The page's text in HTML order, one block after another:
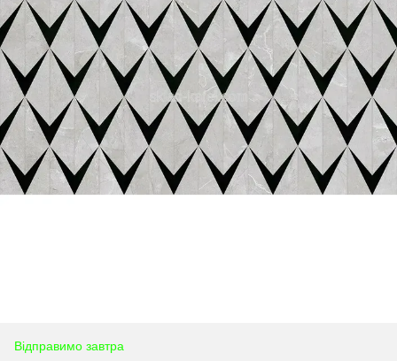
Відправимо завтра